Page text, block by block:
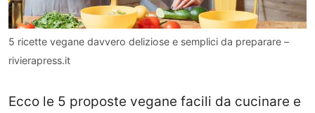
5 ricette vegane davvero deliziose e semplici da preparare –
rivierapress.it
Ecco le 5 proposte vegane facili da cucinare e